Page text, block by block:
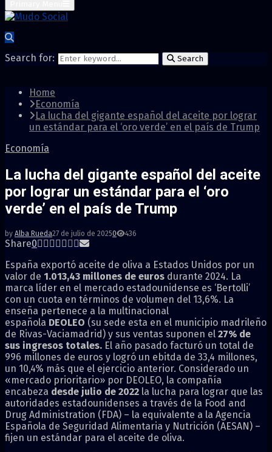
Search for: Search
Home
Economía
La lucha del gigante español del aceite por lograr
un estándar para el ‘oro verde’ en el país de Trump
Economía
La lucha del gigante español del aceite
por lograr un estándar para el ‘oro
verde’ en el país de Trump
by Alba Rueda27 de julio de 20250 436
Share0
España exportó aceite de oliva a Estados Unidos por un
valor de 1.013,43 millones de euros durante 2024. La
marca líder en el mercado estadounidense es ‘Bertolli’
con un cuota en términos de volumen del 13,6%. La
enseña pertenece a la multinacional
española DEOLEO (su sede esta en el municipio madrileño
de Rivas-Vaciamadrid) y sus ventas suponen el 27% de
sus ingresos totales. El año pasado facturó un total de
996 millones de euros y logró un ebitda de 33,4 millones,
un 10,4% más que el ejercicio anterior. Considerado un
«mercado prioritario» por DEOLEO, la compañía
encabeza desde julio de 2022 la lucha para lograr que las
autoridades estadounidenses a través de la Food and
Drug Administration (FDA) – la equivalente a la Agencia
Española de Seguridad Alimentaria y Nutrición (AESAN) –
fijen un estándar para el aceite de oliva.